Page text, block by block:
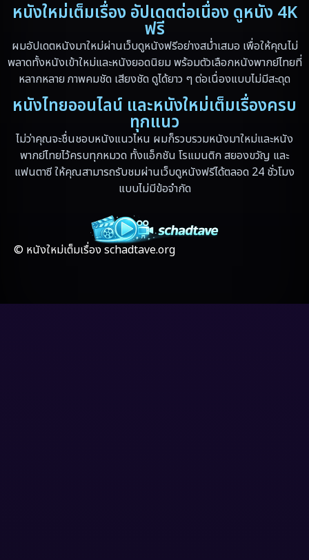
Family ครอบครัว
Fantasy จินตนาการ (89)
Fantasy แฟนตาซี (4)
Gothic
HBO GO (7)
หนังใหม่เต็มเรื่อง อัปเดตต่อเนื่อง ดูหนัง 4K
ฟรี
ผมอัปเดตหนังมาใหม่ผ่านเว็บดูหนังฟรีอย่างสม่ำเสมอ เพื่อให้คุณไม่
พลาดทั้งหนังเข้าใหม่และหนังยอดนิยม พร้อมตัวเลือกหนังพากย์ไทยที่
หลากหลาย ภาพคมชัด เสียงชัด ดูได้ยาว ๆ ต่อเนื่องแบบไม่มีสะดุด
หนังไทยออนไลน์ และหนังใหม่เต็มเรื่องครบ
ทุกแนว
ไม่ว่าคุณจะชื่นชอบหนังแนวไหน ผมก็รวบรวมหนังมาใหม่และหนัง
พากย์ไทยไว้ครบทุกหมวด ทั้งแอ็กชัน โรแมนติก สยองขวัญ และ
แฟนตาซี ให้คุณสามารถรับชมผ่านเว็บดูหนังฟรีได้ตลอด 24 ชั่วโมง
แบบไม่มีข้อจำกัด
© หนังใหม่เต็มเรื่อง schadtave.org